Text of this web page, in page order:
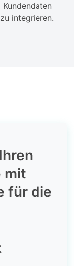
integrieren.
mit
für die